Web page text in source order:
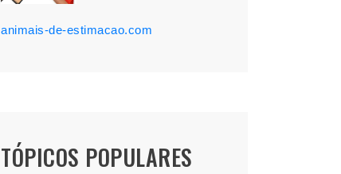
animais-de-estimacao.com
TÓPICOS POPULARES